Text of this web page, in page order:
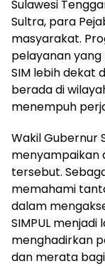
Sulawesi
Sultra, para
masyarakat.
pelayanan
SIM lebih dekat
berada di
menempuh
Wakil Gubernur
menyampaikan
tersebut.
memahami
dalam
SIMPUL
menghadirkan
dan merata